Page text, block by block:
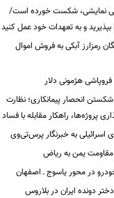
نمایشی، شکست خورده است/
بپذیرید و به تعهدات خود عمل کنید
رمزارز آبکی به فروش اموال
فروپاشی هژمونی دلار
شکستن انحصار پیمانکاری؛ نظارت
پروژه‌ها، راهکار مقابله با فساد
اسرائیلی به خبرنگار پرس‌تی‌وی
مقاومت یمن به ریاض
دونده ایران در بلاروس